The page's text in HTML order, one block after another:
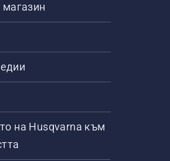
на Husqvarna към